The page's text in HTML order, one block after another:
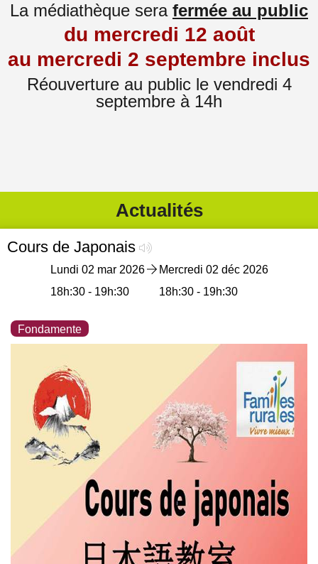
La médiathèque sera fermée au public
du mercredi 12 août
au mercredi 2 septembre inclus
Réouverture au public le vendredi 4
septembre à 14h
Actualités
Cours de Japonais
Lundi 02 mar 2026
18h:30 - 19h:30
Mercredi 02 déc 2026
18h:30 - 19h:30
Fondamente